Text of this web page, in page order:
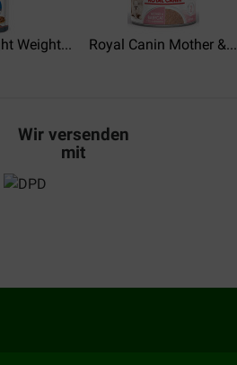
Unsere Katze verschlingt das Futter...
Weight... Royal Canin Mother &...
Wir versenden
mit